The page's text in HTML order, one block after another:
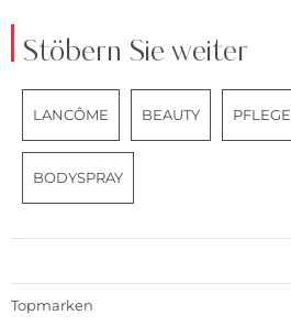
Stöbern Sie weiter
LANCÔME BEAUTY PFLEGE
BODYSPRAY
Topmarken